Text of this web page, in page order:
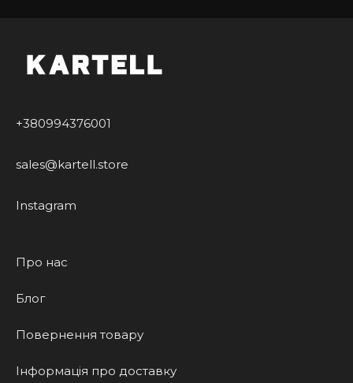
+380994376001
sales@kartell.store
Instagram
Про нас
Блог
Повернення товару
Інформація про доставку